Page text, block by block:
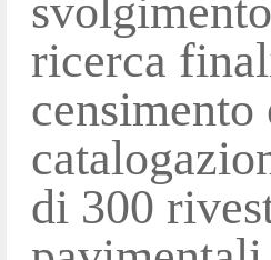
ricerca
censimento
di 300